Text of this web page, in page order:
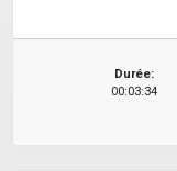
Durée:
00:03:34